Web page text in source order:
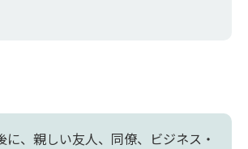
に、親しい友人、同僚、ビジネス・